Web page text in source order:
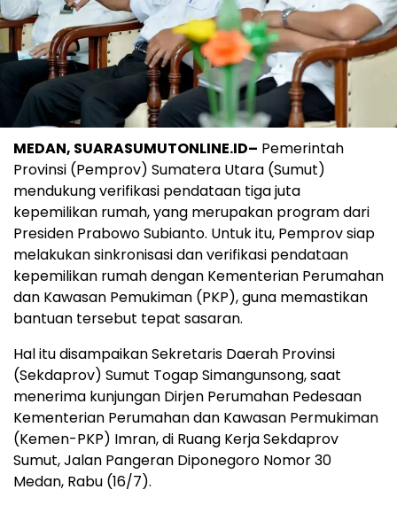
MEDAN, SUARASUMUTONLINE.ID– Pemerintah
Provinsi (Pemprov) Sumatera Utara (Sumut)
mendukung verifikasi pendataan tiga juta
kepemilikan rumah, yang merupakan program dari
Presiden Prabowo Subianto. Untuk itu, Pemprov siap
melakukan sinkronisasi dan verifikasi pendataan
kepemilikan rumah dengan Kementerian Perumahan
dan Kawasan Pemukiman (PKP), guna memastikan
bantuan tersebut tepat sasaran.
Hal itu disampaikan Sekretaris Daerah Provinsi
(Sekdaprov) Sumut Togap Simangunsong, saat
menerima kunjungan Dirjen Perumahan Pedesaan
Kementerian Perumahan dan Kawasan Permukiman
(Kemen-PKP) Imran, di Ruang Kerja Sekdaprov
Sumut, Jalan Pangeran Diponegoro Nomor 30
Medan, Rabu (16/7).